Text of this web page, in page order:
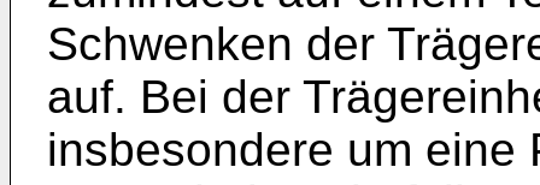
Schwenken der
auf. Bei der
insbesondere um eine